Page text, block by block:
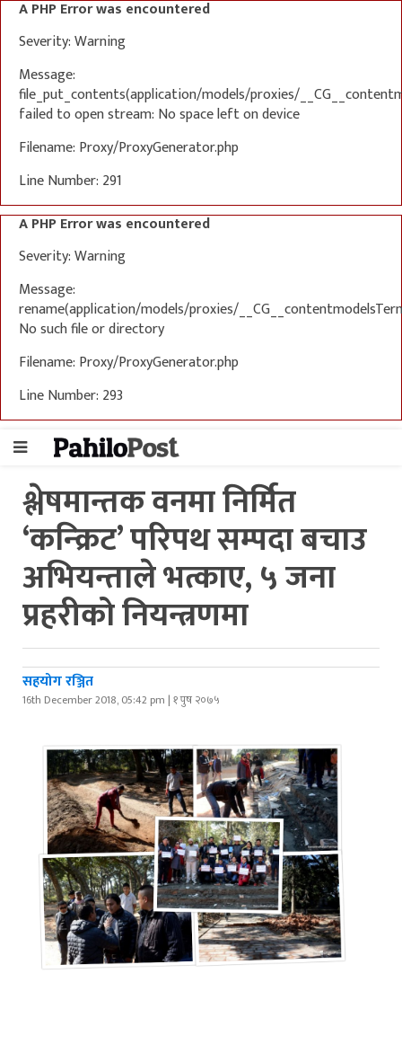
A PHP Error was encountered
Severity: Warning
Message:
file_put_contents(application/models/proxies/
failed to open stream: No space left on device
Filename: Proxy/ProxyGenerator.php
Line Number: 291
A PHP Error was encountered
Severity: Warning
Message:
rename(application/models/proxies/
No such file or directory
Filename: Proxy/ProxyGenerator.php
Line Number: 293
श्लेषमान्तक वनमा निर्मित
‘कन्क्रिट’ परिपथ सम्पदा बचाउ
अभियन्ताले भत्काए, ५ जना
प्रहरीको नियन्त्रणमा
सहयोग रञ्जित
16th December 2018, 05:42 pm | १ पुष २०७५